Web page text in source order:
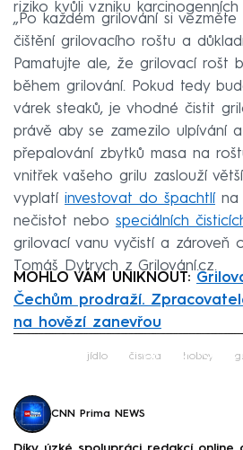
riziko kvůli vzniku
„Po každém grilování si
čištění grilovacího roštu a
Pamatujte ale, že grilovací rošt
během grilování. Pokud tedy
várek steaků, je vhodné čistit
právě aby se zamezilo ulpívání
přepalování zbytků masa na
vnitřek vašeho grilu zaslouží
vyplatí investovat do špachtlí na
nečistot nebo speciálních
grilovací vanu vyčistí a zároveň
Tomáš Dytrych z Grilování.cz.
MOHLO VÁM UNIKNOUT:
Čechům prodraží.
na hovězí zanevřou
Failed to
jídlo čistota hobby
CNN Prima NEWS